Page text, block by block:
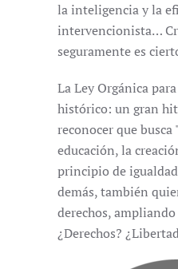
la inteligencia y la
intervencionista…
seguramente es
La Ley Orgánica
histórico: un gran
reconocer que
educación, la
principio de
demás, también
derechos,
¿Derechos?